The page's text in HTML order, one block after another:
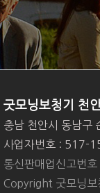
굿모닝보청기 천
충남 천안시 동남구
사업자번호 : 517-
통신판매업신고번
Copyright 굿모닝